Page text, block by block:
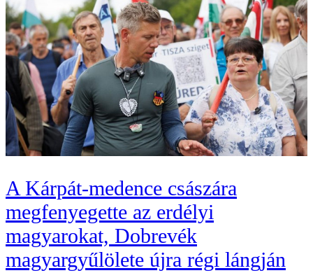
A Kárpát-medence császára
megfenyegette az erdélyi
magyarokat, Dobrevék
magyargyűlölete újra régi lángján